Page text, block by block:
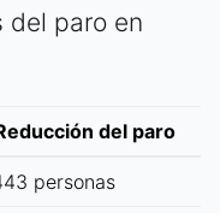
del paro en
del paro
personas